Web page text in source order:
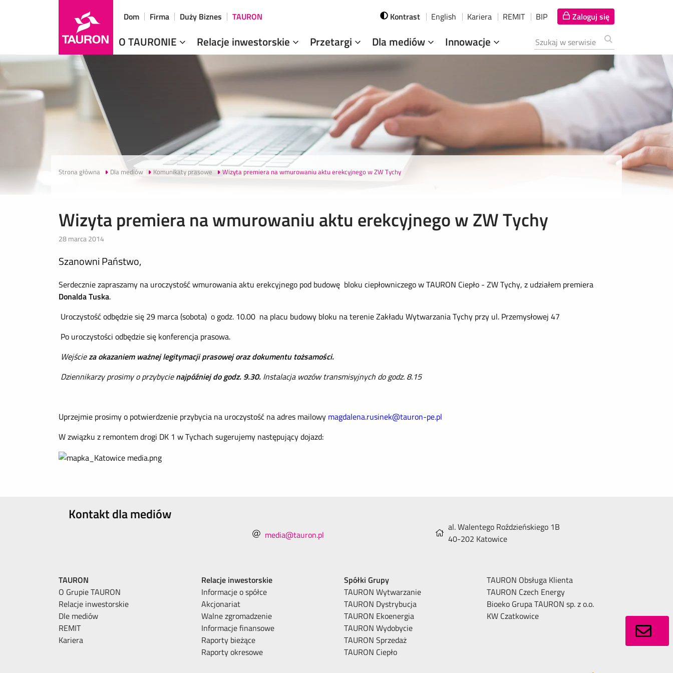
Dom Firma Duży Biznes
TAURON
Szukana fraza
Zaloguj się
O TAURONIE Relacje inwestorskie Przetargi Dla mediów Innowacje
Kontrast English Kariera REMIT BIP
Strona główna Dla mediów Komunikaty prasowe Wizyta premiera na wmurowaniu aktu erekcyjnego w ZW Tychy
Wizyta premiera na wmurowaniu aktu erekcyjnego w ZW Tychy
28 marca 2014
Szanowni Państwo,
Serdecznie zapraszamy na uroczystość wmurowania aktu erekcyjnego pod budowę bloku ciepłowniczego w TAURON Ciepło - ZW Tychy, z udziałem premiera
Donalda Tuska.
Uroczystość odbędzie się 29 marca (sobota) o godz. 10.00 na placu budowy bloku na terenie Zakładu Wytwarzania Tychy przy ul. Przemysłowej 47
Po uroczystości odbędzie się konferencja prasowa.
Wejścieza okazaniem ważnej legitymacji prasowej oraz dokumentu tożsamości.
Dziennikarzy prosimy o przybycienajpóźniej dogodz. 9.30. Instalacja wozów transmisyjnych do godz. 8.15
Uprzejmie prosimy o potwierdzenie przybycia na uroczystość na adres mailowy magdalena.rusinek@tauron-pe.pl
W związku z remontem drogi DK 1 w Tychach sugerujemy następujący dojazd:
Kontakt dla mediów
media@tauron.pl
al. Walentego Roździeńskiego 1B
40-202 Katowice
TAURON
O Grupie TAURON
Relacje inwestorskie
Dle mediów
REMIT
Kariera
Relacje inwestorskie
Informacje o spółce
Akcjonariat
Walne zgromadzenie
Informacje finansowe
Raporty bieżące
Raporty okresowe
Spółki Grupy
TAURON Wytwarzanie
TAURON Dystrybucja
TAURON Ekoenergia
TAURON Wydobycie
TAURON Sprzedaż
TAURON Ciepło
TAURON Obsługa Klienta
TAURON Czech Energy
Bioeko Grupa TAURON sp. z o.o.
KW Czatkowice